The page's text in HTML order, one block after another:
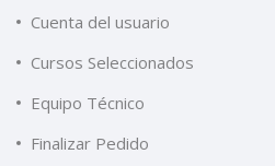
Cuenta del usuario
Cursos Seleccionados
Equipo Técnico
Finalizar Pedido